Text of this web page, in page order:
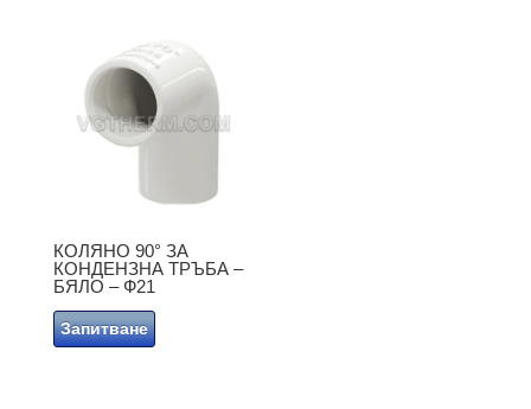
КОЛЯНО 90° ЗА
КОНДЕНЗНА ТРЪБА –
БЯЛО – Ф21
Запитване